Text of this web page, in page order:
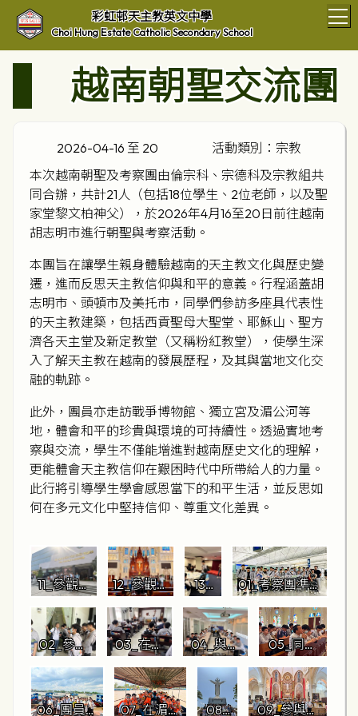
彩虹邨天主教英文中學
Choi Hung Estate Catholic Secondary School
越南朝聖交流團
2026-04-16 至 20
活動類別：宗教
本次越南朝聖及考察團由倫宗科、宗德科及宗教組共
同合辦，共計21人（包括18位學生、2位老師，以及聖
家堂黎文柏神父），於2026年4月16至20日前往越南
胡志明市進行朝聖與考察活動。
本團旨在讓學生親身體驗越南的天主教文化與歷史變
遷，進而反思天主教信仰與和平的意義。行程涵蓋胡
志明市、頭頓市及美托市，同學們參訪多座具代表性
的天主教建築，包括西貢聖母大聖堂、耶穌山、聖方
濟各天主堂及新定教堂（又稱粉紅教堂），使學生深
入了解天主教在越南的發展歷程，及其與當地文化交
融的軌跡。
此外，團員亦走訪戰爭博物館、獨立宮及湄公河等
地，體會和平的珍貴與環境的可持續性。透過實地考
察與交流，學生不僅能增進對越南歷史文化的理解，
更能體會天主教信仰在艱困時代中所帶給人的力量。
此行將引導學生學會感恩當下的和平生活，並反思如
何在多元文化中堅持信仰、尊重文化差異。
11_參觀戰
爭博物館
12_參觀雙
榮（雙
永）教堂
13_
同學
於每
晚行
程完
結後
分享
01_考察團準備
前往越南胡志
明市
02_參觀
獨立宮
03_在胡
志明市聖
言會會院
進行交流
04_與聖
言會會院
院長合照
05_同學
們一同祈
禱
06_團員們
07_在湄公 08_ 09_參與聖